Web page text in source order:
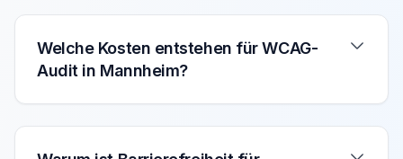
Welche Kosten entstehen für WCAG-
Audit in Mannheim?